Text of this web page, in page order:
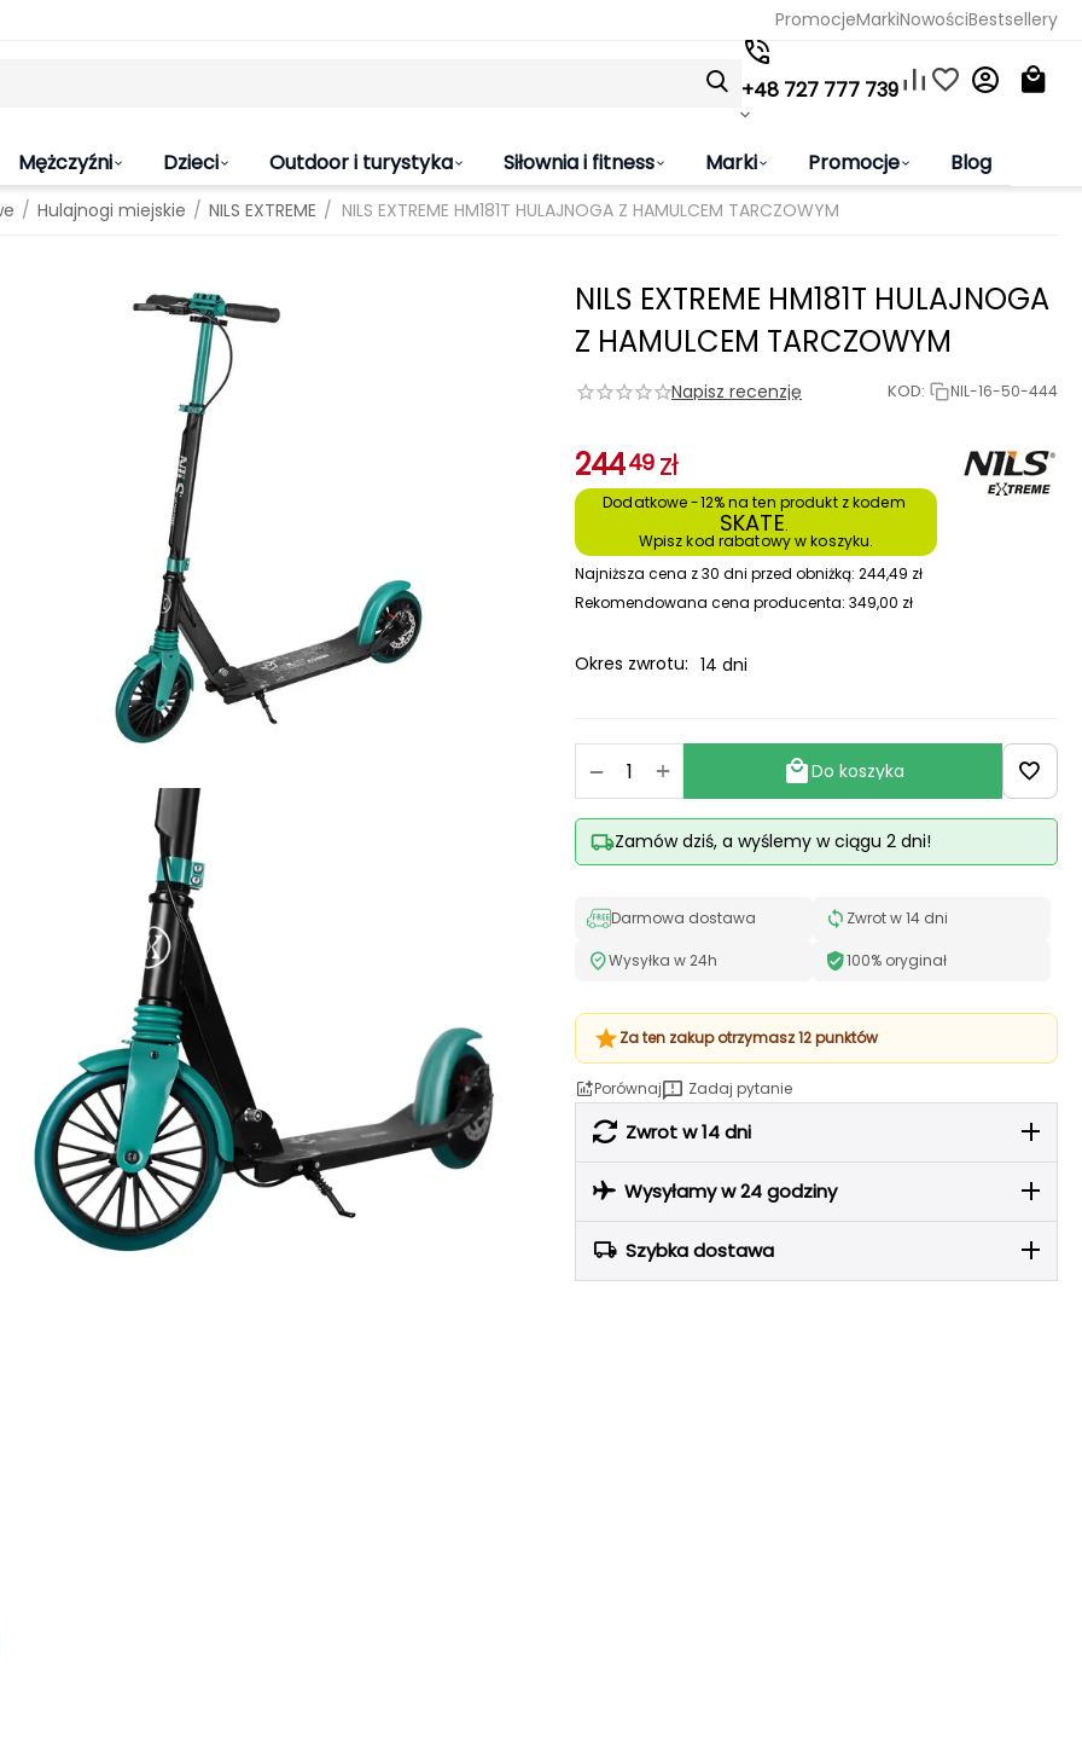
PromocjeMarkiNowościBestsellery
+48 727 777 739
Mężczyźni Dzieci Outdoor i turystyka Siłownia i fitness Marki Promocje Blog
/ Hulajnogi miejskie / NILS EXTREME / NILS EXTREME HM181T HULAJNOGA Z HAMULCEM TARCZOWYM
NILS EXTREME HM181T HULAJNOGA
Z HAMULCEM TARCZOWYM
Napisz recenzję KOD: NIL-16-50-444
24449 zł
Dodatkowe -12% na ten produkt z kodem
SKATE.
Wpisz kod rabatowy w koszyku.
Najniższa cena z 30 dni przed obniżką: 244,49 zł
Rekomendowana cena producenta: 349,00 zł
Okres zwrotu: 14 dni
+
− Do koszyka
Zamów dziś, a wyślemy w ciągu 2 dni!
Darmowa dostawa Zwrot w 14 dni
Wysyłka w 24h 100% oryginał
Za ten zakup otrzymasz 12 punktów
Porównaj Zadaj pytanie
Zwrot w 14 dni
Wysyłamy w 24 godziny
Szybka dostawa